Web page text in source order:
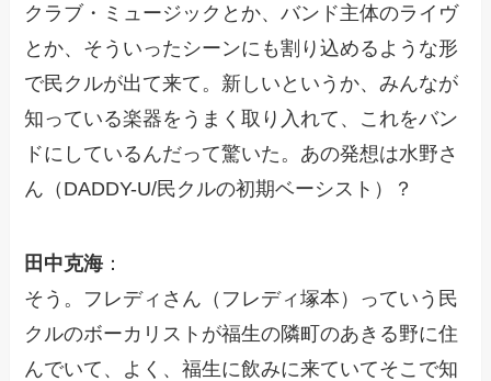
クラブ・ミュージックとか、バンド主体のライヴ
とか、そういったシーンにも割り込めるような形
で民クルが出て来て。新しいというか、みんなが
知っている楽器をうまく取り入れて、これをバン
ドにしているんだって驚いた。あの発想は水野さ
ん（DADDY-U/民クルの初期ベーシスト）？
田中克海 ：
そう。フレディさん（フレディ塚本）っていう民
クルのボーカリストが福生の隣町のあきる野に住
んでいて、よく、福生に飲みに来ていてそこで知